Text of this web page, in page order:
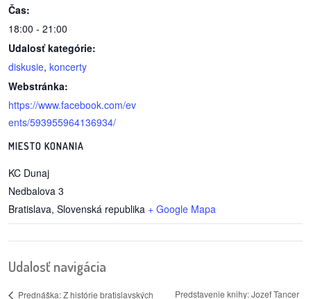
reklama
Čas:
18:00 - 21:00
Udalosť kategórie:
diskusie, koncerty
Webstránka:
https://www.facebook.com/ev
ents/593955964136934/
MIESTO KONANIA
KC Dunaj
Nedbalova 3
Bratislava, Slovenská republika + Google Mapa
Udalosť navigácia
Prednáška: Z histórie bratislavských Predstavenie knihy: Jozef Tancer